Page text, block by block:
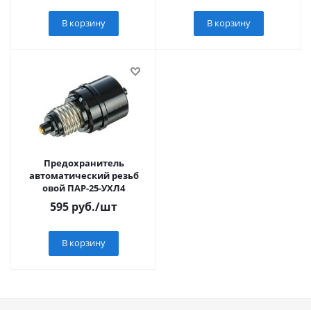
В корзину В корзину
Предохранитель
автоматический резьб
овой ПАР-25-УХЛ4
595 руб./шт
В корзину